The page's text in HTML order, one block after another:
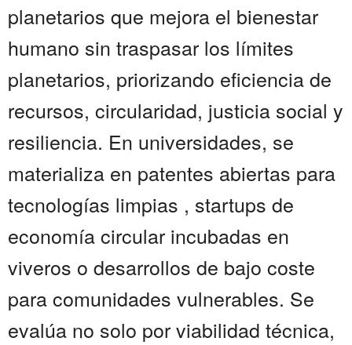
planetarios que mejora el bienestar
humano sin traspasar los límites
planetarios, priorizando eficiencia de
recursos, circularidad, justicia social y
resiliencia. En universidades, se
materializa en patentes abiertas para
tecnologías limpias , startups de
economía circular incubadas en
viveros o desarrollos de bajo coste
para comunidades vulnerables. Se
evalúa no solo por viabilidad técnica,